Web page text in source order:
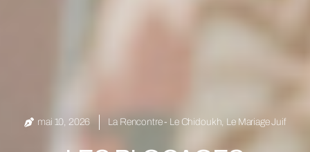
mai 10, 2026 La Rencontre - Le Chidoukh, Le Mariage Juif